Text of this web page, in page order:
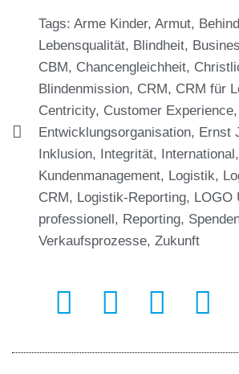
Tags: Arme Kinder, Armut,
Lebensqualität, Blindheit,
CBM, Chancengleichheit,
Blindenmission, CRM, CRM für
Centricity, Customer Experience,
Entwicklungsorganisation, Ernst
Inklusion, Integrität, International ,
Kundenmanagement, Logistik,
CRM, Logistik-Reporting, LOGO
professionell , Reporting,
Verkaufsprozesse, Zukunft